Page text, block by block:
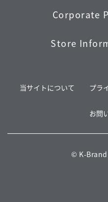
Corporate
Store
当サイトについて プラ
お問
© K-